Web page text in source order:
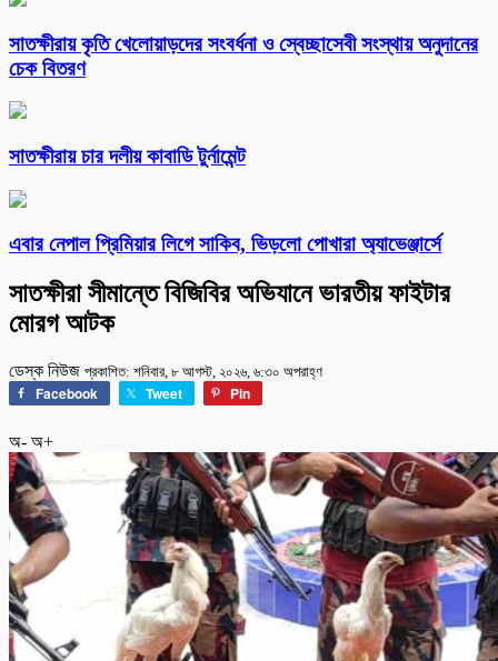
সাতক্ষীরায় কৃতি খেলোয়াড়দের সংবর্ধনা ও স্বেচ্ছাসেবী সংস্থায় অনুদানের
চেক বিতরণ
সাতক্ষীরায় চার দলীয় কাবাডি টুর্নামেন্ট
এবার নেপাল প্রিমিয়ার লিগে সাকিব, ভিড়লো পোখারা অ্যাভেঞ্জার্সে
সাতক্ষীরা সীমান্তে বিজিবির অভিযানে ভারতীয় ফাইটার
মোরগ আটক
ডেস্ক নিউজ প্রকাশিত: শনিবার, ৮ আগস্ট, ২০২৬, ৬:৩০ অপরাহ্ণ
Facebook Tweet Pin
অ- অ+